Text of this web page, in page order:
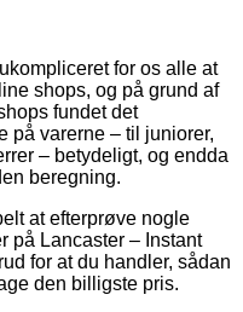
for os alle at
shops, og på grund af
fundet det
på varerne – til juniorer,
– betydeligt, og endda
beregning.
at efterprøve nogle
på Lancaster – Instant
for at du handler, sådan
den billigste pris.